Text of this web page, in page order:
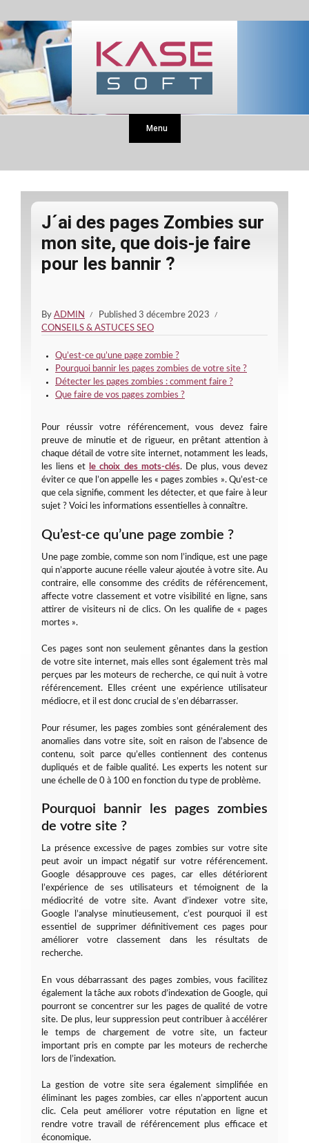
Menu
J´ai des pages Zombies sur
mon site, que dois-je faire
pour les bannir ?
By ADMIN Published 3 décembre 2023
CONSEILS & ASTUCES SEO
Qu’est-ce qu’une page zombie ?
Pourquoi bannir les pages zombies de votre site ?
Détecter les pages zombies : comment faire ?
Que faire de vos pages zombies ?
Pour réussir votre référencement, vous devez faire
preuve de minutie et de rigueur, en prêtant attention à
chaque détail de votre site internet, notamment les leads,
les liens et
le choix des mots-clés. De plus, vous devez
éviter ce que l’on appelle les « pages zombies ». Qu’est-ce
que cela signifie, comment les détecter, et que faire à leur
sujet ? Voici les informations essentielles à connaître.
Qu’est-ce qu’une page zombie ?
Une page zombie, comme son nom l’indique, est une page
qui n’apporte aucune réelle valeur ajoutée à votre site. Au
contraire, elle consomme des crédits de référencement,
affecte votre classement et votre visibilité en ligne, sans
attirer de visiteurs ni de clics. On les qualifie de « pages
mortes ».
Ces pages sont non seulement gênantes dans la gestion
de votre site internet, mais elles sont également très mal
perçues par les moteurs de recherche, ce qui nuit à votre
référencement. Elles créent une expérience utilisateur
médiocre, et il est donc crucial de s’en débarrasser.
Pour résumer, les pages zombies sont généralement des
anomalies dans votre site, soit en raison de l’absence de
contenu, soit parce qu’elles contiennent des contenus
dupliqués et de faible qualité. Les experts les notent sur
une échelle de 0 à 100 en fonction du type de problème.
Pourquoi bannir les pages zombies
de votre site ?
La présence excessive de pages zombies sur votre site
peut avoir un impact négatif sur votre référencement.
Google désapprouve ces pages, car elles détériorent
l’expérience de ses utilisateurs et témoignent de la
médiocrité de votre site. Avant d’indexer votre site,
Google l’analyse minutieusement, c’est pourquoi il est
essentiel de supprimer définitivement ces pages pour
améliorer votre classement dans les résultats de
recherche.
En vous débarrassant des pages zombies, vous facilitez
également la tâche aux robots d’indexation de Google, qui
pourront se concentrer sur les pages de qualité de votre
site. De plus, leur suppression peut contribuer à accélérer
le temps de chargement de votre site, un facteur
important pris en compte par les moteurs de recherche
lors de l’indexation.
La gestion de votre site sera également simplifiée en
éliminant les pages zombies, car elles n’apportent aucun
clic. Cela peut améliorer votre réputation en ligne et
rendre votre travail de référencement plus efficace et
économique.